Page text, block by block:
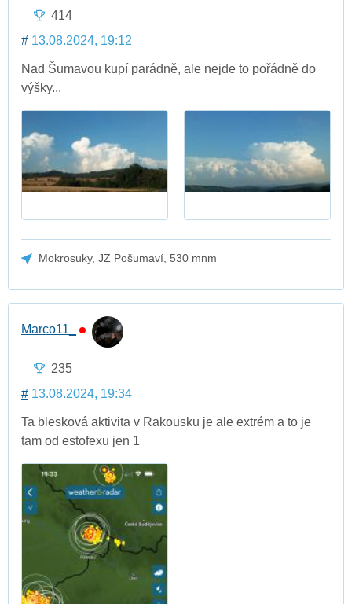
414
# 13.08.2024, 19:12
Nad Šumavou kupí parádně, ale nejde to pořádně do
výšky...
Mokrosuky, JZ Pošumaví, 530 mnm
Marco11_
235
# 13.08.2024, 19:34
Ta blesková aktivita v Rakousku je ale extrém a to je
tam od estofexu jen 1